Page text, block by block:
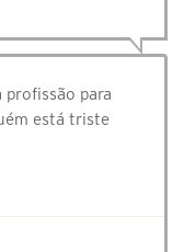
profissão para
está triste